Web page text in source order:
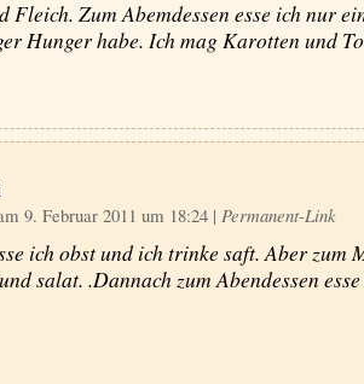
Fleich. Zum Abemdessen esse ich nur
Hunger habe. Ich mag Karotten und
9. Februar 2011 um 18:24 | Permanent-Link
ich obst und ich trinke saft. Aber zum
salat. .Dannach zum Abendessen